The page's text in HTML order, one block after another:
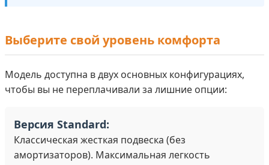
Выберите свой уровень комфорта
Модель доступна в двух основных конфигурациях,
чтобы вы не переплачивали за лишние опции:
Версия Standard:
Классическая жесткая подвеска (без
амортизаторов). Максимальная легкость